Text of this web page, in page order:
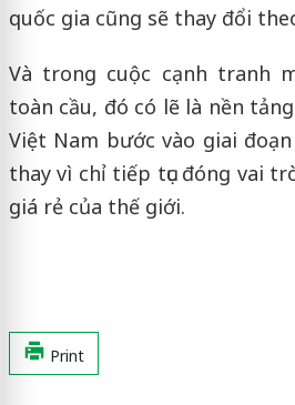
quốc gia cũng sẽ thay đổi
Và trong cuộc cạnh tranh
toàn cầu, đó có lẽ là nền
Việt Nam bước vào giai
thay vì chỉ tiếp tục đóng vai
giá rẻ của thế giới.
Print